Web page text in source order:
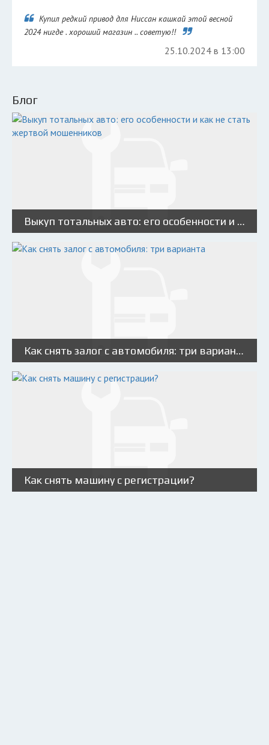
Купил редкий привод для Ниссан кашкай этой весной
2024 нигде . хороший магазин .. советую!!
25.10.2024 в 13:00
Блог
Выкуп тотальных авто: его особенности и как не стать жертвой мошенников
Как снять залог с автомобиля: три варианта
Как снять машину с регистрации?